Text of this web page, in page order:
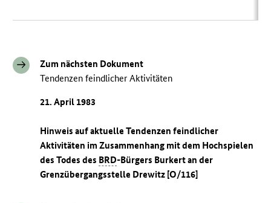
Zum nächsten Dokument
Tendenzen feindlicher Aktivitäten
21. April 1983
Hinweis auf aktuelle Tendenzen feindlicher
Aktivitäten im Zusammenhang mit dem Hochspielen
des Todes des BRD-Bürgers Burkert an der
Grenzübergangsstelle Drewitz [O/116]